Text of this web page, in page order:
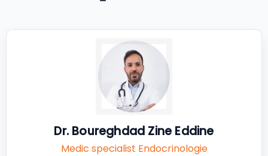
Dr. Boureghdad Zine Eddine
Medic specialist Endocrinologie